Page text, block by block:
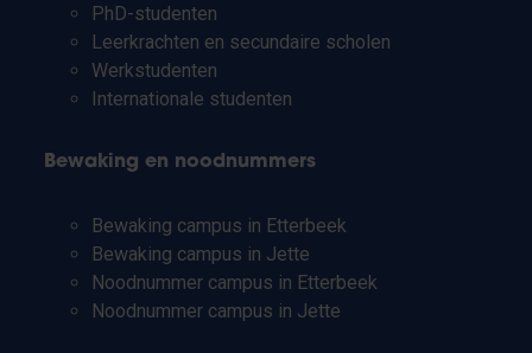
PhD-studenten
Leerkrachten en secundaire scholen
Werkstudenten
Internationale studenten
Bewaking en noodnummers
Bewaking campus in Etterbeek
Bewaking campus in Jette
Noodnummer campus in Etterbeek
Noodnummer campus in Jette